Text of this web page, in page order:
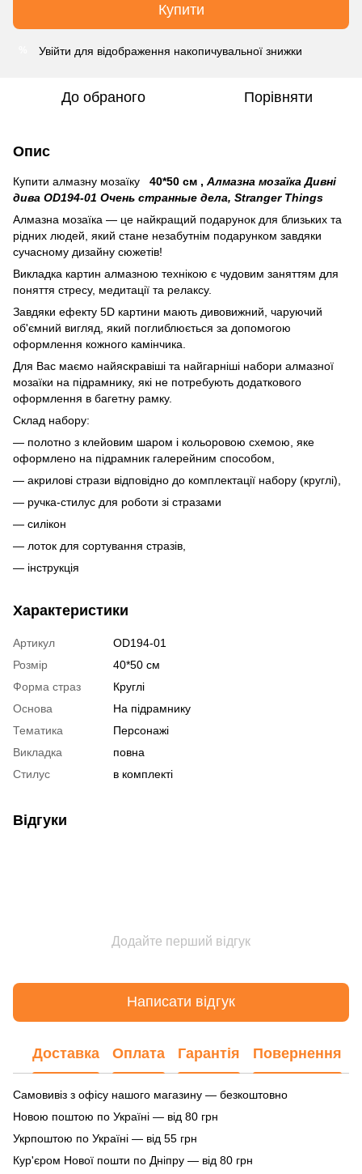
Купити
Увійти для відображення накопичувальної знижки
До обраного Порівняти
Опис
Купити алмазну мозаїку 40*50 см , Алмазна мозаїка Дивні
дива OD194-01 Очень странные дела, Stranger Things
Алмазна мозаїка — це найкращий подарунок для близьких та
рідних людей, який стане незабутнім подарунком завдяки
сучасному дизайну сюжетів!
Викладка картин алмазною технікою є чудовим заняттям для
поняття стресу, медитації та релаксу.
Завдяки ефекту 5D картини мають дивовижний, чаруючий
об'ємний вигляд, який поглиблюється за допомогою
оформлення кожного камінчика.
Для Вас маємо найяскравіші та найгарніші набори алмазної
мозаїки на підрамнику, які не потребують додаткового
оформлення в багетну рамку.
Склад набору:
— полотно з клейовим шаром і кольоровою схемою, яке
оформлено на підрамник галерейним способом,
— акрилові стрази відповідно до комплектації набору (круглі),
— ручка-стилус для роботи зі стразами
— силікон
— лоток для сортування стразів,
— інструкція
Характеристики
Артикул
OD194-01
Розмір
40*50 см
Форма страз
Круглі
Основа
На підрамнику
Тематика
Персонажі
Викладка
повна
Стилус
в комплекті
Відгуки
Додайте перший відгук
Написати відгук
Доставка Оплата Гарантія Повернення
Самовивіз з офісу нашого магазину — безкоштовно
Новою поштою по Україні — від 80 грн
Укрпоштою по Україні — від 55 грн
Кур'єром Нової пошти по Дніпру — від 80 грн